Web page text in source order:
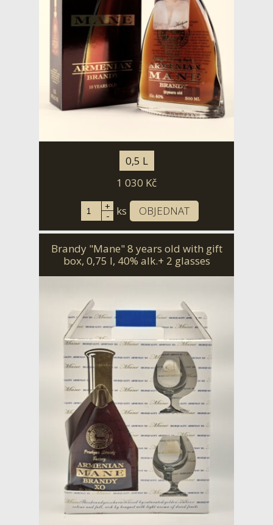
0,5 L
1 030 Kč
+
- ks OBJEDNAT
Brandy "Mane" 8 years old with gift
box, 0,75 l, 40% alk.+ 2 glasses